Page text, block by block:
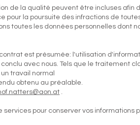
de la qualité peuvent être incluses afin
pour la poursuite des infractions de
toutes les données personnelles dont
est présumée: l'utilisation
avec nous. Tels que le traitement
travail normal
obtenu au préalable.
.
services pour conserver vos